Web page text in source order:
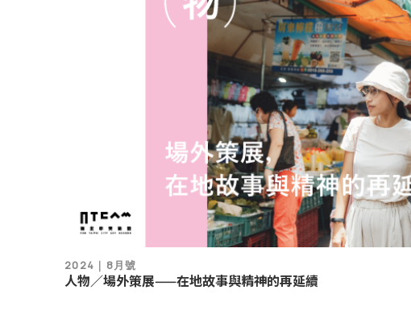
2024｜8月號
人物／場外策展——在地故事與精神的再延續